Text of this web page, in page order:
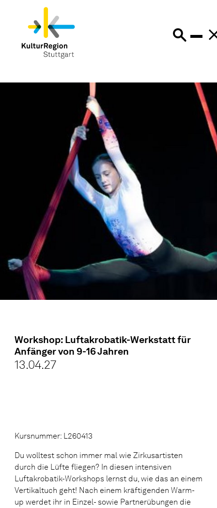
Workshop: Luftakrobatik-Werkstatt für
Anfänger von 9-16 Jahren
13.04.27
Kursnummer: L260413
Du wolltest schon immer mal wie Zirkusartisten
durch die Lüfte fliegen? In diesen intensiven
Luftakrobatik-Workshops lernst du, wie das an einem
Vertikaltuch geht! Nach einem kräftigenden Warm-
up werdet ihr in Einzel- sowie Partnerübungen die